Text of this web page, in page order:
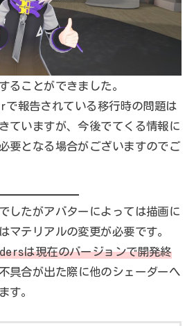
ることができました。
報告されている移行時の問題は
ていますが、今後でてくる情報に
要となる場合がございますのでご
したがアバターによっては描画に
マテリアルの変更が必要です。
は現在のバージョンで開発終
具合が出た際に他のシェーダーへ
す。